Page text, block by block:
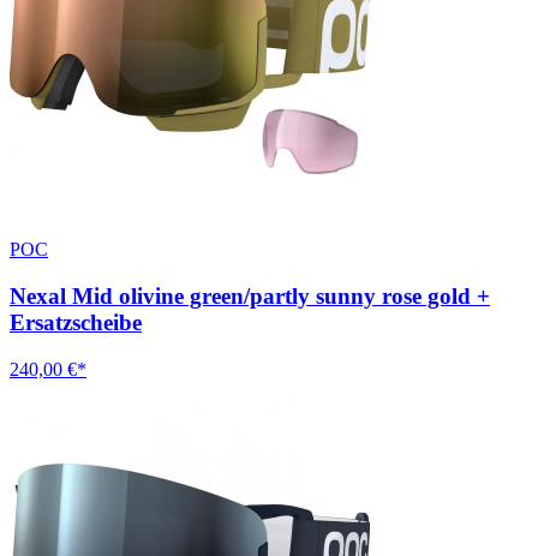
POC
Nexal Mid olivine green/partly sunny rose gold +
Ersatzscheibe
240,00 €*